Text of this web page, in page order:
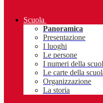
Scuola
Panoramica
Presentazione
I luoghi
Le persone
I numeri della
Le carte della
Organizzazione
La storia